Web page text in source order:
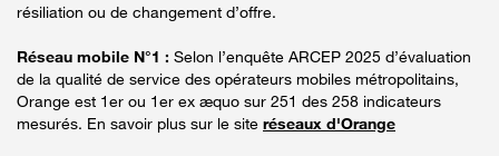
résiliation ou de changement d’offre.
Réseau mobile N°1 : Selon l’enquête ARCEP 2025 d’évaluation
de la qualité de service des opérateurs mobiles métropolitains,
Orange est 1er ou 1er ex æquo sur 251 des 258 indicateurs
mesurés. En savoir plus sur le site réseaux d'Orange